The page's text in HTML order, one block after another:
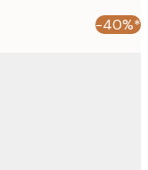
-40%*